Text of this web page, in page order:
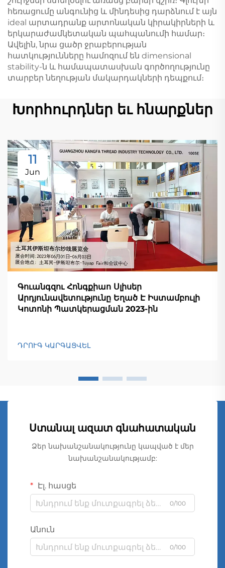
հեռացումը անգունից և մինդեսից դարձնում է այն
ideal արտադրանք արտոնական կիրակիրների և
երկարաժամկետական պահպանումի համար։
Ավելին, նրա ցածր ջրաբերության
հատկությունները համոզում են dimensional
stability-ն և համապատասխան գործողությունը
տարբեր նեղության մակարդակների դեպքում։
Խորհուրդներ եւ հնարքներ
11
Jun
Գուանգզու Հոնգքիաո Սլիսեր
Արդյունավետությունը Եղած Է Իստամբուլի
Կոտոնի Պատկերացման 2023-ին
ԴՐՈՒԳ ԿԱՐԳԱՑՎԵԼ
Ստանալ ազատ գնահատական
Ձեր նախանշանակությունը կապված է մեր
նախանշանակությամբ:
Էլ. հասցե
0/100
Անուն
0/100